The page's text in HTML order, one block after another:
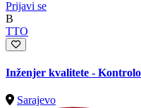
Prijavi se
B
TTO
Inženjer kvalitete -
Sarajevo